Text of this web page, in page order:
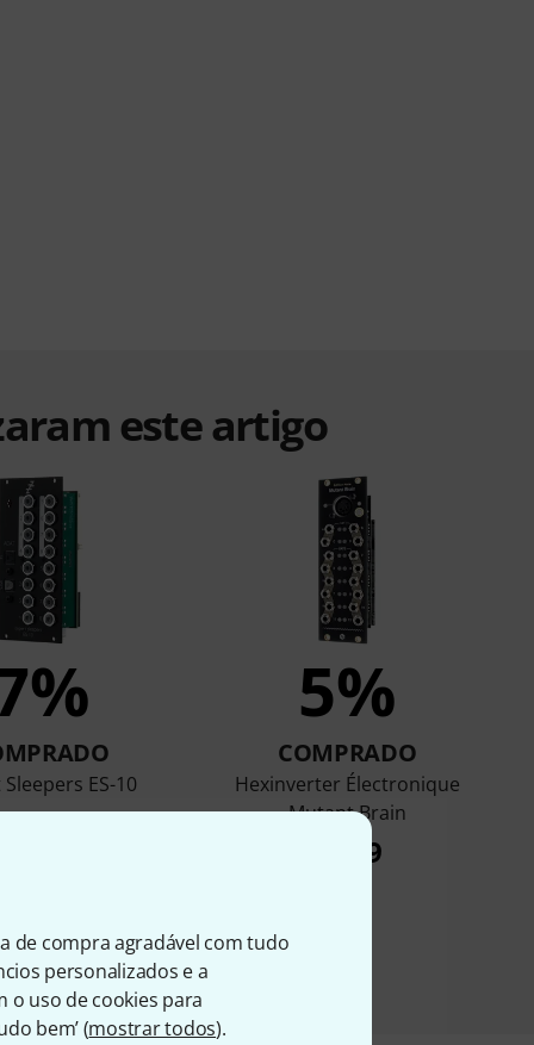
de compra agradável com tudo
personalizados e a
o uso de cookies para
bem’ (mostrar todos).
este artigo
ES-10
€ 359
5%
COMPRADO
Hexinverter Électronique
Mutant Brain
€ 209